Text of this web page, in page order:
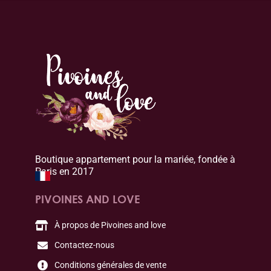
Boutique appartement pour la mariée, fondée à
Paris en 2017
PIVOINES AND LOVE
À propos de Pivoines and love
Contactez-nous
Conditions générales de vente